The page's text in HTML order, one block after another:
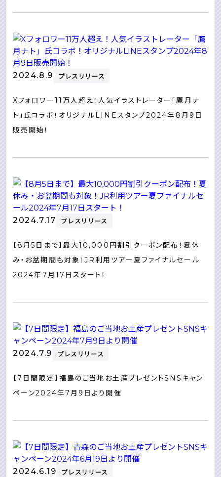
2024.8.9 プレスリリース
Xフォロワー11万人超え！人気イラストレーター「鷹月ナ
ト」氏コラボ！オリジナルLINEスタンプ2024年8月9日
販売開始！
2024.7.17 プレスリリース
【8月5日まで】最大10,000円割引クーポン配布！夏休
み・お盆期間も対象！JR利用ツアー夏ファイナルセール
2024年7月17日スタート！
2024.7.9 プレスリリース
【7日間限定】福島のご当地お土産プレゼントSNSキャン
ペーン2024年7月9日より開催
2024.6.19 プレスリリース